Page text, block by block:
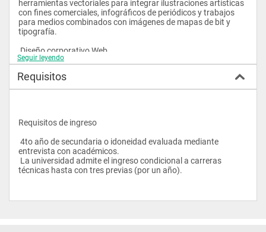
herramientas vectoriales para integrar ilustraciones artísticas
con fines comerciales, infográficos de periódicos y trabajos
para medios combinados con imágenes de mapas de bit y
tipografía.
Diseño corporativo Web
Identificación y lectura de los elementos constitutivos de la
sean empleados de forma correcta y coordinada en el canal de
comunicación Web. Integración de los conocimientos
Manejo tipográfico
su expresividad y carácter, relacionados con los mensajes a
comunicar. Aplicaciones en las marcas, logotipos, empaques e
imagen empresarial.
técnicas de programación en lenguaje HTML y DHTML para la
Seguir leyendo
Requisitos
Requisitos de ingreso
entrevista con académicos.
técnicas hasta con tres previas (por un año).